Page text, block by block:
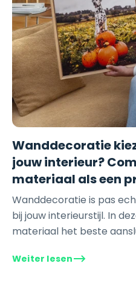
Interieurs passt.
150x100 cm (hochkant
quadratisch bis 100x100 cm). Noch
entscheidest du mit
zwischen zwei
denken gerne mit dir
sind innerhalb von 3–7
und werden in den
Materialien vergleichen
gestalten →
Wanddecoratie
jouw interieur?
materiaal als een
Wanddecoratie is pas
bij jouw interieurstijl. In
materiaal het beste
interieurs. Met praktische...
Weiter lesen